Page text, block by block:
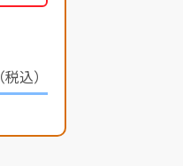
（税込）